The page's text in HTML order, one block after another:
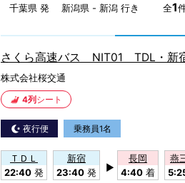
千葉県 発 新潟県 - 新潟 行き 全1
さくら高速バス NIT01 TDL・新
株式会社桜交通
4列 シート
夜行便 乗務員1名
ＴＤＬ
22:40 発
新宿
23:40 発 ▶
長岡
4:40 着
燕